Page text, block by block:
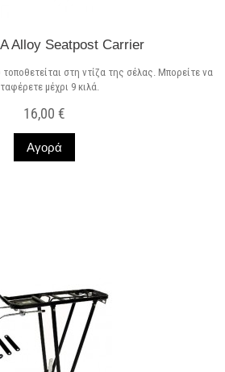
Alloy Seatpost Carrier
στη ντίζα της σέλας. Μπορείτε να
μέχρι 9 κιλά.
16,00 €
Αγορά